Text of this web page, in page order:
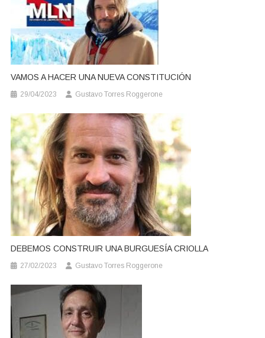
VAMOS A HACER UNA NUEVA CONSTITUCIÓN
29/04/2023 Gustavo Torres Roggerone
DEBEMOS CONSTRUIR UNA BURGUESÍA CRIOLLA
27/02/2023 Gustavo Torres Roggerone